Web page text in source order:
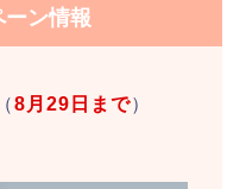
ン情報
8月29日まで）